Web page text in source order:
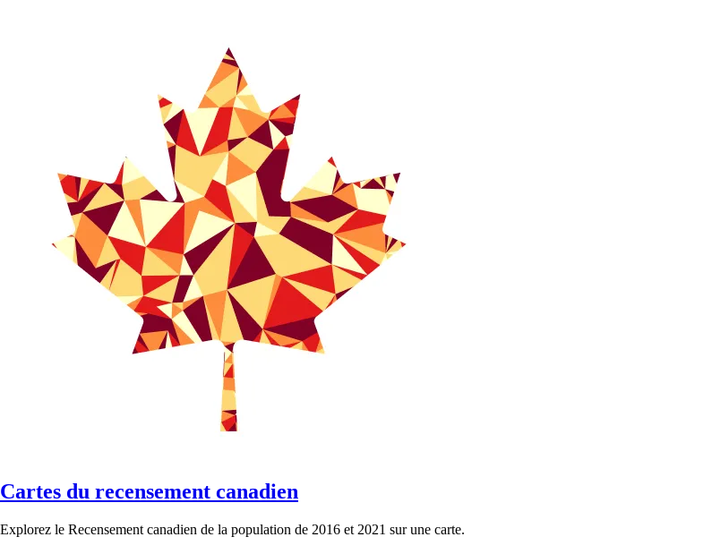
Cartes du recensement canadien
Explorez le Recensement canadien de la population de 2016 et 2021 sur une carte.